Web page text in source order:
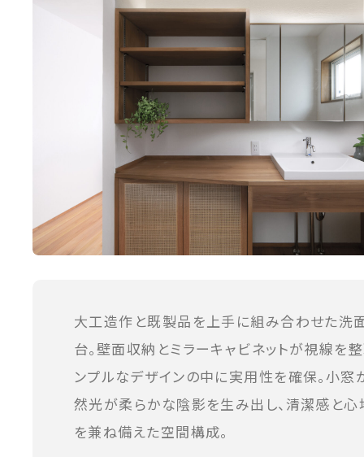
大工造作と既製品を上手に組み合わせた洗
台。壁面収納とミラーキャビネットが視線を整
ンプルなデザインの中に実用性を確保。小窓
然光が柔らかな陰影を生み出し、清潔感と心
を兼ね備えた空間構成。